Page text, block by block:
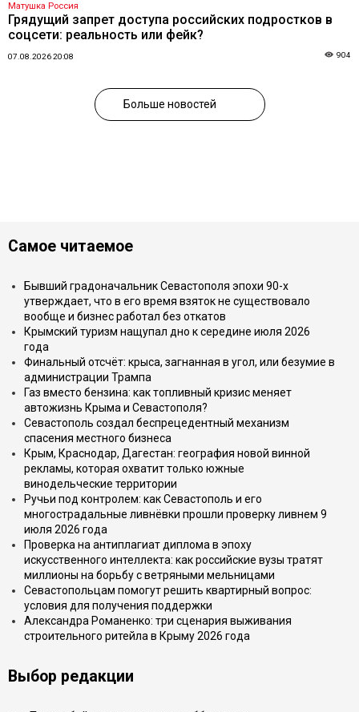
Матушка Россия
Грядущий запрет доступа российских подростков в
соцсети: реальность или фейк?
07.08.2026 20:08 904
Больше новостей
Самое читаемое
Бывший градоначальник Севастополя эпохи 90-х
утверждает, что в его время взяток не существовало
вообще и бизнес работал без откатов
Крымский туризм нащупал дно к середине июля 2026
года
Финальный отсчёт: крыса, загнанная в угол, или безумие в
администрации Трампа
Газ вместо бензина: как топливный кризис меняет
автожизнь Крыма и Севастополя?
Севастополь создал беспрецедентный механизм
спасения местного бизнеса
Крым, Краснодар, Дагестан: география новой винной
рекламы, которая охватит только южные
винодельческие территории
Ручьи под контролем: как Севастополь и его
многострадальные ливнёвки прошли проверку ливнем 9
июля 2026 года
Проверка на антиплагиат диплома в эпоху
искусственного интеллекта: как российские вузы тратят
миллионы на борьбу с ветряными мельницами
Севастопольцам помогут решить квартирный вопрос:
условия для получения поддержки
Александра Романенко: три сценария выживания
строительного ритейла в Крыму 2026 года
Выбор редакции